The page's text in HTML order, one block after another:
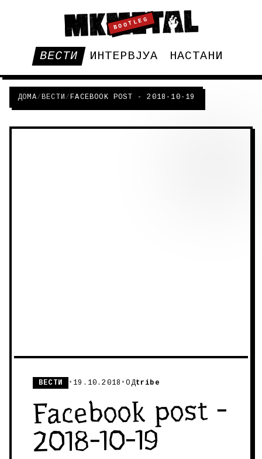
BOOTLEG
ВЕСТИ ИНТЕРВЈУА НАСТАНИ
ДОМА/ВЕСТИ /FACEBOOK POST - 2018-10-19
ВЕСТИ • 19.10.2018 •ОДtribe
Facebook post -
2018-10-19